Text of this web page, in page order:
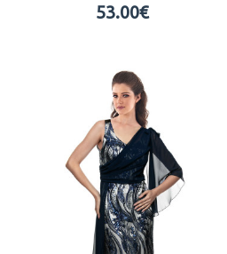
53.00€